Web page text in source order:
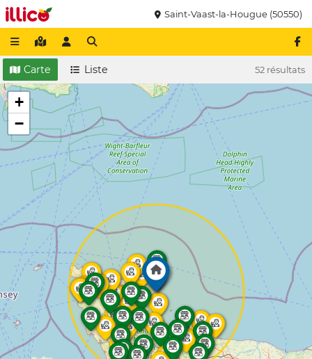
Saint-Vaast-la-Hougue (50550)
52 résultats
Carte Liste
+
−